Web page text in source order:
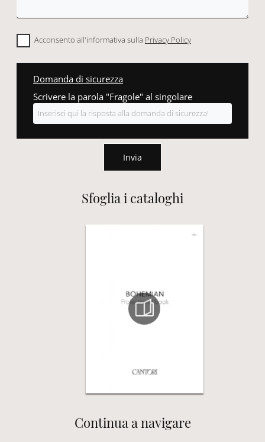
Sfoglia i cataloghi
Continua a navigare
Acconsento all'informativa sulla Privacy Policy
Domanda di sicurezza
Scrivere la parola "Fragole" al singolare
Invia